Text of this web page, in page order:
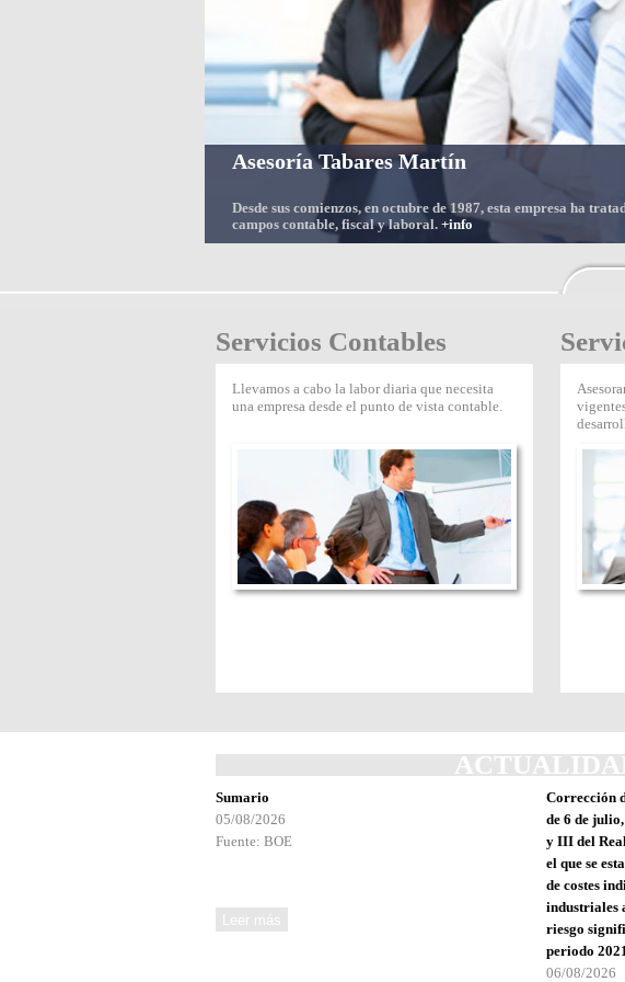
Asesoría Tabares Martín
Desde sus comienzos, en octubre de 1987, esta empresa ha
campos contable, fiscal y laboral. +info
Servicios Contables
Llevamos a cabo la labor diaria que necesita
una empresa desde el punto de vista contable.
Sumario
05/08/2026
Fuente: BOE
Corrección
de 6 de
y III del
el que se
de costes
industriales
riesgo
periodo
06/08/2026